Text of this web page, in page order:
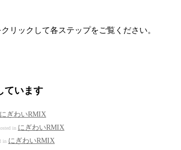
リックして各ステップをご覧ください。
ています
にぎわいRMIX
in にぎわいRMIX
in にぎわいRMIX